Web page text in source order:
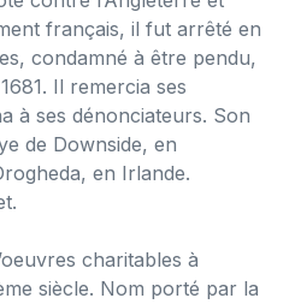
français, il fut arrêté en
condamné à être pendu,
Il remercia ses
à ses dénonciateurs. Son
de Downside, en
en Irlande.
charitables à
siècle. Nom porté par la